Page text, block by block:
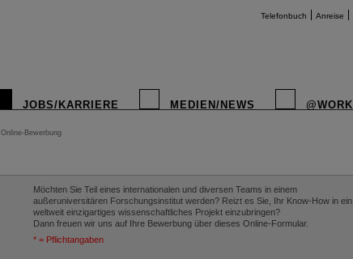
Telefonbuch Anreise
JOBS/KARRIERE MEDIEN/NEWS @WORK
Online-Bewerbung
Möchten Sie Teil eines internationalen und diversen Teams in einem
außeruniversitären Forschungsinstitut werden? Reizt es Sie, Ihr Know-How in ein
weltweit einzigartiges wissenschaftliches Projekt einzubringen?
Dann freuen wir uns auf Ihre Bewerbung über dieses Online-Formular.
* = Pflichtangaben